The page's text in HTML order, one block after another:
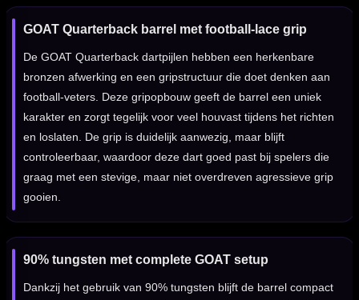
GOAT Quarterback barrel met football-lace grip
De GOAT Quarterback dartpijlen hebben een herkenbare
bronzen afwerking en een gripstructuur die doet denken aan
football-veters. Deze gripopbouw geeft de barrel een uniek
karakter en zorgt tegelijk voor veel houvast tijdens het richten
en loslaten. De grip is duidelijk aanwezig, maar blijft
controleerbaar, waardoor deze dart goed past bij spelers die
graag met een stevige, maar niet overdreven agressieve grip
gooien.
90% tungsten met complete GOAT setup
Dankzij het gebruik van 90% tungsten blijft de barrel compact